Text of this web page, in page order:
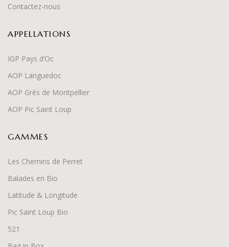
Contactez-nous
APPELLATIONS
IGP Pays d’Oc
AOP Languedoc
AOP Grés de Montpellier
AOP Pic Saint Loup
GAMMES
Les Chemins de Perret
Balades en Bio
Latitude & Longitude
Pic Saint Loup Bio
521